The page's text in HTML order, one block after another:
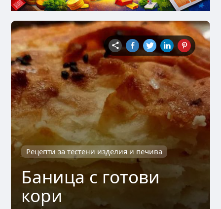
Рецепти за тестени изделия и печива
Баница с готови
кори